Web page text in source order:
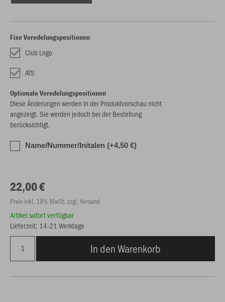
Fixe Veredelungspositionen
Club Logo
ATS
Optionale Veredelungspositionen
Diese Änderungen werden in der Produktvorschau nicht
angezeigt. Sie werden jedoch bei der Bestellung
berücksichtigt.
Name/Nummer/Initalen (+4,50 €)
22,00 €
Preis inkl. 19% MwSt. zzgl. Versand
Artikel sofort verfügbar
Lieferzeit: 14-21 Werktage
In den Warenkorb